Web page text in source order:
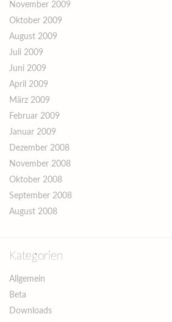
November 2009
Oktober 2009
August 2009
Juli 2009
Juni 2009
April 2009
März 2009
Februar 2009
Januar 2009
Dezember 2008
November 2008
Oktober 2008
September 2008
August 2008
Kategorien
Allgemein
Beta
Downloads